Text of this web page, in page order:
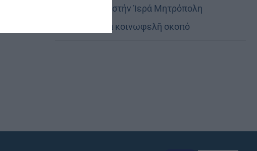
στρατοπέδου στήν Ἱερά Μητρόπολη
Καστορίας γιά κοινωφελῆ σκοπό